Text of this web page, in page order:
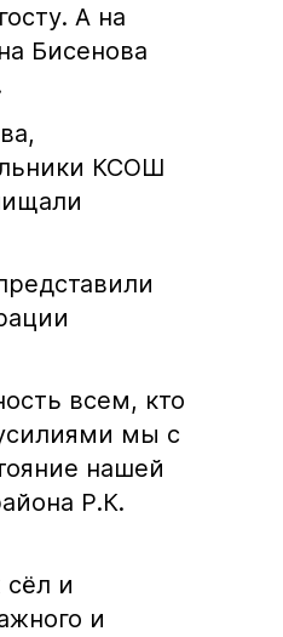
А на
Бисенова
КСОШ
всем, кто
мы с
нашей
Р.К.
сёл и
и